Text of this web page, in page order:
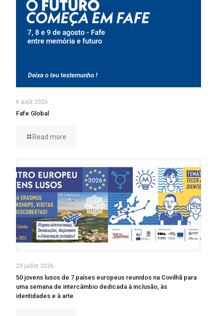
6 août 2026
Fafe Global
Read more
29 juillet 2026
50 jovens lusos de 7 países europeus reunidos na Covilhã para
uma semana de intercâmbio dedicada à inclusão, às
identidades e à arte